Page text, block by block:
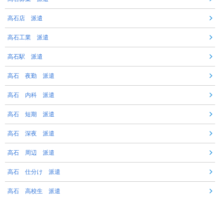
高石店 派遣
高石工業 派遣
高石駅 派遣
高石 夜勤 派遣
高石 内科 派遣
高石 短期 派遣
高石 深夜 派遣
高石 周辺 派遣
高石 仕分け 派遣
高石 高校生 派遣